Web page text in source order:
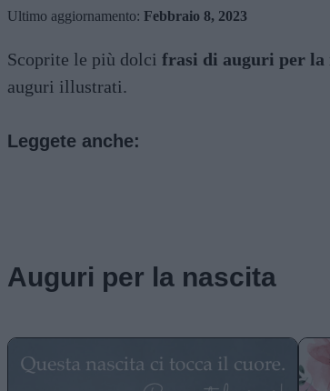
Ultimo aggiornamento: Febbraio 8, 2023
Scoprite le più dolci frasi di auguri per la
auguri illustrati.
Leggete anche:
Auguri per la nascita